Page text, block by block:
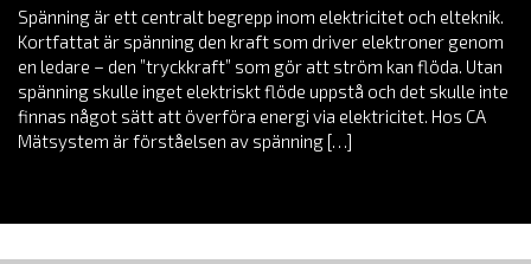
Spänning är ett centralt begrepp inom elektricitet och elteknik.
Kortfattat är spänning den kraft som driver elektroner genom
en ledare – den ”tryckkraft” som gör att ström kan flöda. Utan
spänning skulle inget elektriskt flöde uppstå och det skulle inte
finnas något sätt att överföra energi via elektricitet. Hos CA
Mätsystem är förståelsen av spänning […]